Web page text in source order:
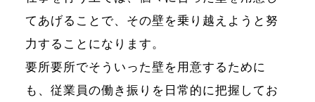
てあげることで、その壁を乗り越えようと努
力することになります。
要所要所でそういった壁を用意するために
も、従業員の働き振りを日常的に把握してお